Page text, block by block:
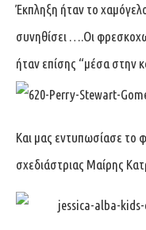
Έκπληξη ήταν το
συνηθίσει ….Οι
ήταν επίσης “μέσα στην
Και μας εντυπωσίασε το
σχεδιάστριας Μαίρης